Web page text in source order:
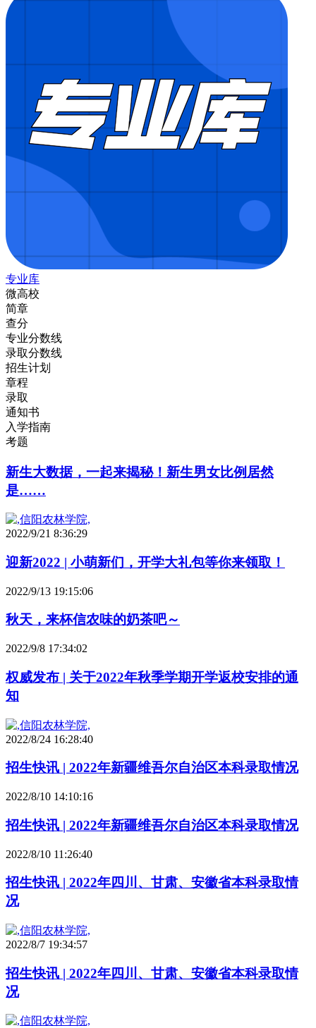
专业库
微高校
简章
查分
专业分数线
录取分数线
招生计划
章程
录取
通知书
入学指南
考题
新生大数据，一起来揭秘！新生男女比例居然
是……
2022/9/21 8:36:29
迎新2022 | 小萌新们，开学大礼包等你来领取！
2022/9/13 19:15:06
秋天，来杯信农味的奶茶吧～
2022/9/8 17:34:02
权威发布 | 关于2022年秋季学期开学返校安排的通
知
2022/8/24 16:28:40
招生快讯 | 2022年新疆维吾尔自治区本科录取情况
2022/8/10 14:10:16
招生快讯 | 2022年新疆维吾尔自治区本科录取情况
2022/8/10 11:26:40
招生快讯 | 2022年四川、甘肃、安徽省本科录取情
况
2022/8/7 19:34:57
招生快讯 | 2022年四川、甘肃、安徽省本科录取情
况